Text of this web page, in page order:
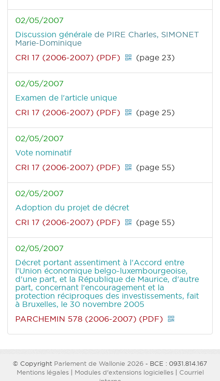
02/05/2007
Discussion générale de PIRE Charles, SIMONET
Marie-Dominique
CRI 17 (2006-2007) (PDF)
(page 23)
02/05/2007
Examen de l'article unique
CRI 17 (2006-2007) (PDF)
(page 25)
02/05/2007
Vote nominatif
CRI 17 (2006-2007) (PDF)
(page 55)
02/05/2007
Adoption du projet de décret
CRI 17 (2006-2007) (PDF)
(page 55)
02/05/2007
Décret portant assentiment à l'Accord entre
l'Union économique belgo-luxembourgeoise,
d'une part, et la République de Maurice, d'autre
part, concernant l'encouragement et la
protection réciproques des investissements, fait
à Bruxelles, le 30 novembre 2005
PARCHEMIN 578 (2006-2007) (PDF)
© Copyright Parlement de Wallonie 2026 - BCE : 0931.814.167
Mentions légales| Modules d'extensions logicielles| Courriel